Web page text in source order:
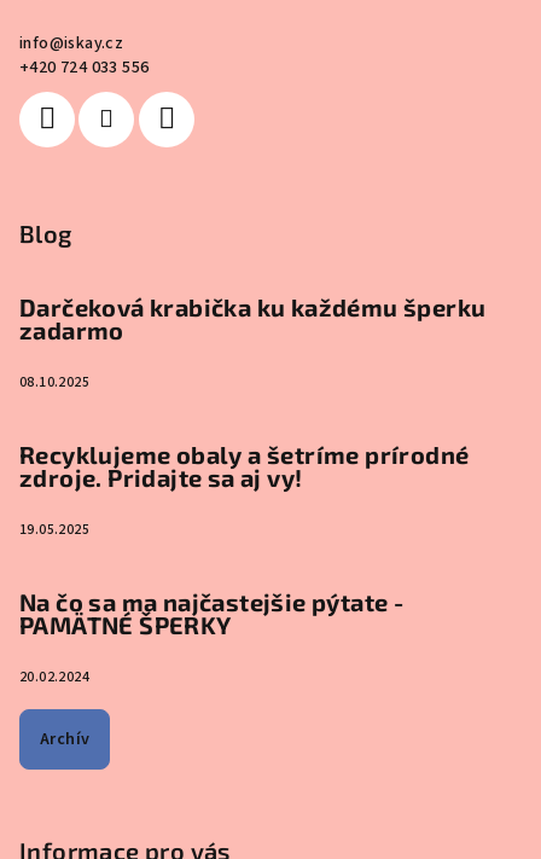
info@iskay.cz
+420 724 033 556
Blog
Darčeková krabička ku každému šperku
zadarmo
08.10.2025
Recyklujeme obaly a šetríme prírodné
zdroje. Pridajte sa aj vy!
19.05.2025
Na čo sa ma najčastejšie pýtate -
PAMÄTNÉ ŠPERKY
20.02.2024
Archív
Informace pro vás